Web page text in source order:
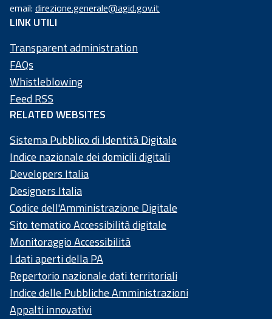
97
73
50
20
58
4
email: direzione.generale@agid.gov.it
LINK UTILI
Transparent administration
FAQs
Whistleblowing
Feed RSS
RELATED WEBSITES
Sistema Pubblico di Identità Digitale
Indice nazionale dei domicili digitali
Developers Italia
Designers Italia
Codice dell'Amministrazione Digitale
Sito tematico Accessibilità digitale
Monitoraggio Accessibilità
I dati aperti della PA
Repertorio nazionale dati territoriali
Indice delle Pubbliche Amministrazioni
Appalti innovativi